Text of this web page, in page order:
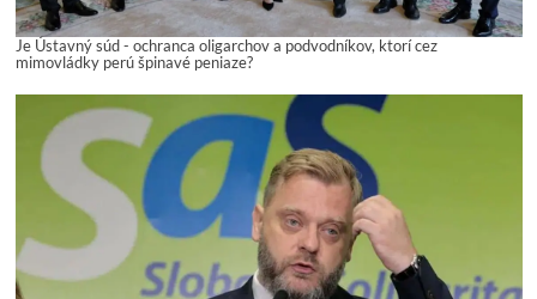
Je Ústavný súd - ochranca oligarchov a podvodníkov, ktorí cez
mimovládky perú špinavé peniaze?